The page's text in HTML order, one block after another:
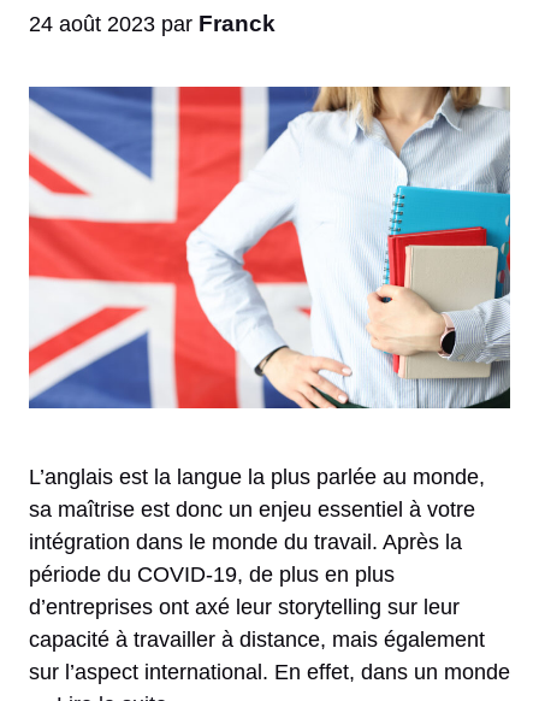
24 août 2023 par Franck
L’anglais est la langue la plus parlée au monde,
sa maîtrise est donc un enjeu essentiel à votre
intégration dans le monde du travail. Après la
période du COVID-19, de plus en plus
d’entreprises ont axé leur storytelling sur leur
capacité à travailler à distance, mais également
sur l’aspect international. En effet, dans un monde